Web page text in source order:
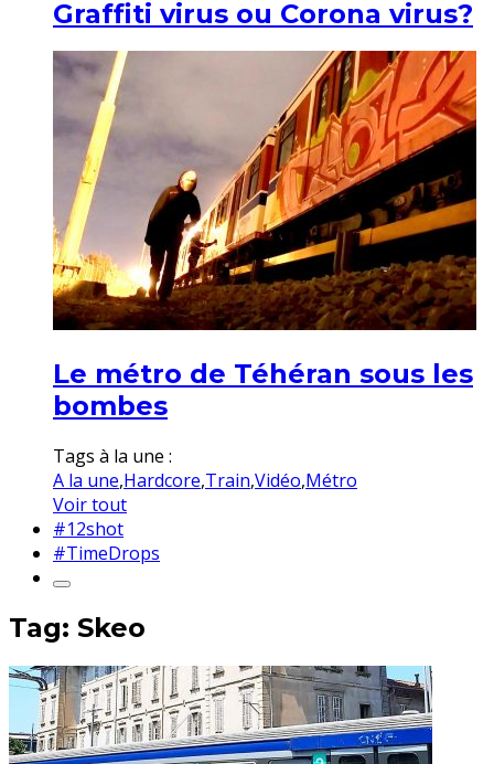
Graffiti virus ou Corona virus?
Le métro de Téhéran sous les
bombes
Tags à la une :
A la une,Hardcore,Train,Vidéo,Métro
Voir tout
#12shot
#TimeDrops
Tag: Skeo